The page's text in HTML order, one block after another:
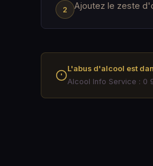
Ajoutez le zeste
L'abus d'alcool est
Alcool Info Service : 0